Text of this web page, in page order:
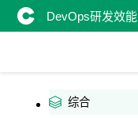
DevOps研发效能
综合